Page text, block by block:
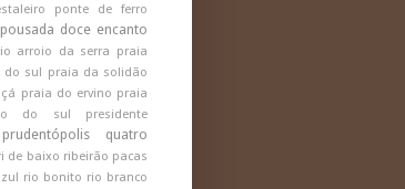
ponte de ferro
pousada doce encanto
arroio da serra
praia
do sul praia da solidão
praia do ervino praia
do sul
presidente
prudentópolis
quatro
de baixo ribeirão pacas
rio bonito rio branco